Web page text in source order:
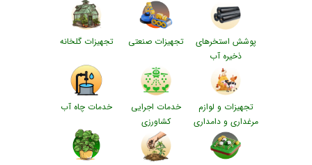
پوشش استخرهای
ذخیره آب
تجهیزات صنعتی تجهیزات گلخانه
تجهیزات و لوازم
مرغداری و دامداری
خدمات اجرایی
کشاورزی
خدمات چاه آب